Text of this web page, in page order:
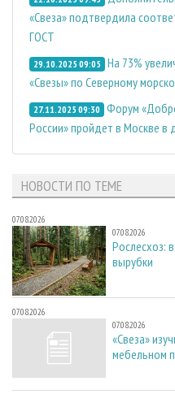
«Свеза» подтвердила
ГОСТ
29.10.2025 09:05 На 73%
«Свезы» по Северному
27.11.2025 09:30 Форум
России» пройдет в Москве в
НОВОСТИ ПО ТЕМЕ
07.08.2026
07.08.2026
Рослесхоз:
вырубки
07.08.2026
07.08.2026
«Свеза»
мебельном